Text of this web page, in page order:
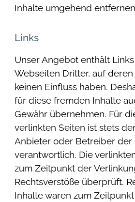
Inhalte umgehend
Links
Unser Angebot enthält
Webseiten Dritter, auf
keinen Einfluss haben.
für diese fremden Inhalte
Gewähr übernehmen. Für
verlinkten Seiten ist stets
Anbieter oder Betreiber der
verantwortlich. Die
zum Zeitpunkt der
Rechtsverstöße überprüft.
Inhalte waren zum